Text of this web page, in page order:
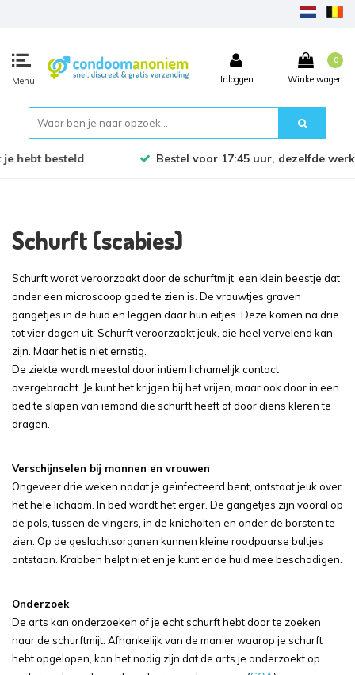
Menu Inloggen
0
Winkelwagen
Bestel voor 17:45 uur, dezelfde werkdag verzonden!
Schurft (scabies)
Schurft wordt veroorzaakt door de schurftmijt, een klein beestje dat
onder een microscoop goed te zien is. De vrouwtjes graven
gangetjes in de huid en leggen daar hun eitjes. Deze komen na drie
tot vier dagen uit. Schurft veroorzaakt jeuk, die heel vervelend kan
zijn. Maar het is niet ernstig.
De ziekte wordt meestal door intiem lichamelijk contact
overgebracht. Je kunt het krijgen bij het vrijen, maar ook door in een
bed te slapen van iemand die schurft heeft of door diens kleren te
dragen.
Verschijnselen bij mannen en vrouwen
Ongeveer drie weken nadat je geïnfecteerd bent, ontstaat jeuk over
het hele lichaam. In bed wordt het erger. De gangetjes zijn vooral op
de pols, tussen de vingers, in de knieholten en onder de borsten te
zien. Op de geslachtsorganen kunnen kleine roodpaarse bultjes
ontstaan. Krabben helpt niet en je kunt er de huid mee beschadigen.
Onderzoek
De arts kan onderzoeken of je echt schurft hebt door te zoeken
naar de schurftmijt. Afhankelijk van de manier waarop je schurft
hebt opgelopen, kan het nodig zijn dat de arts je onderzoekt op